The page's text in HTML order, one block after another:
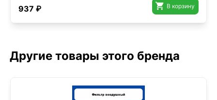
937 ₽  В корзину
Другие товары этого бренда